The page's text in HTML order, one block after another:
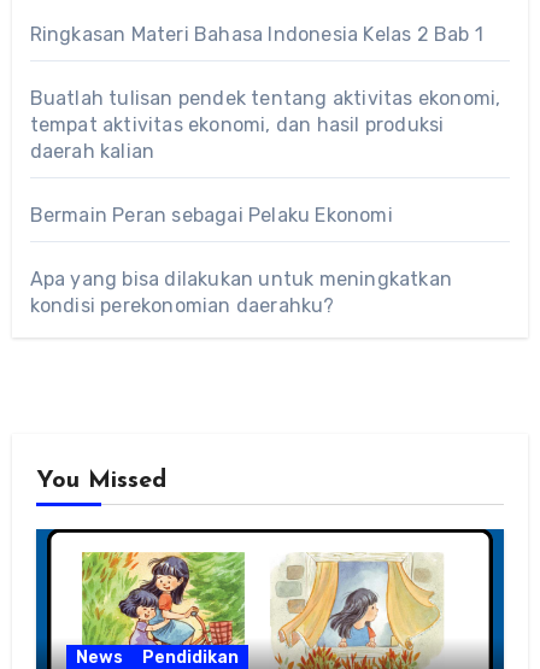
Ringkasan Materi Bahasa Indonesia Kelas 2 Bab 1
Buatlah tulisan pendek tentang aktivitas ekonomi,
tempat aktivitas ekonomi, dan hasil produksi
daerah kalian
Bermain Peran sebagai Pelaku Ekonomi
Apa yang bisa dilakukan untuk meningkatkan
kondisi perekonomian daerahku?
You Missed
News Pendidikan